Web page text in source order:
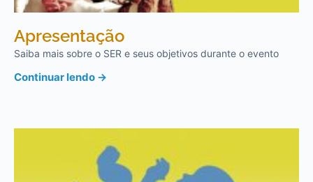
Apresentação
Saiba mais sobre o SER e seus objetivos durante o evento
Continuar lendo →